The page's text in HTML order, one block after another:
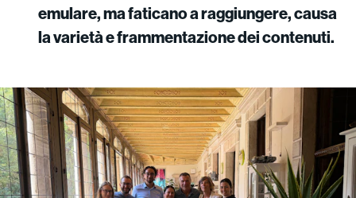
emulare, ma faticano a raggiungere, causa
la varietà e frammentazione dei contenuti.